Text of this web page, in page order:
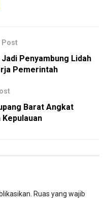
Post
Penyambung Lidah
Pemerintah
Barat Angkat
Ruas yang wajib